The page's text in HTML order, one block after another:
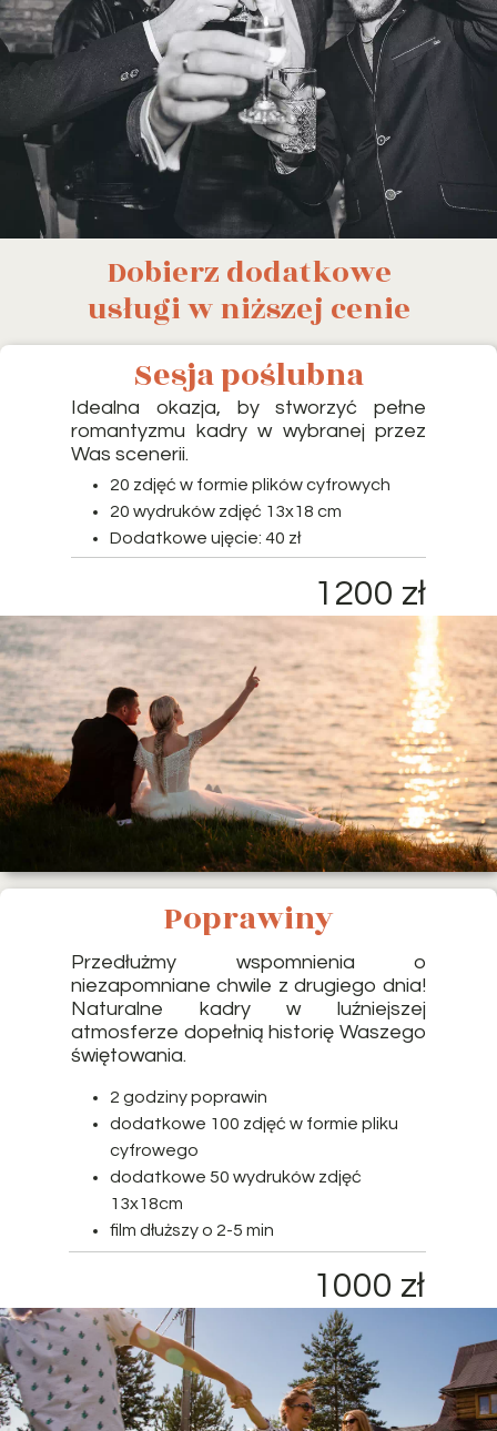
Dobierz dodatkowe
usługi w niższej cenie
Sesja poślubna
Idealna okazja, by stworzyć pełne
romantyzmu kadry w wybranej przez
Was scenerii.
1200 zł
20 zdjęć w formie plików cyfrowych
20 wydruków zdjęć 13x18 cm
Dodatkowe ujęcie: 40 zł
Poprawiny
Przedłużmy wspomnienia o
niezapomniane chwile z drugiego dnia!
Naturalne kadry w luźniejszej
atmosferze dopełnią historię Waszego
świętowania.
1000 zł
2 godziny poprawin
dodatkowe 100 zdjęć w formie pliku
cyfrowego
dodatkowe 50 wydruków zdjęć
13x18cm
film dłuższy o 2-5 min